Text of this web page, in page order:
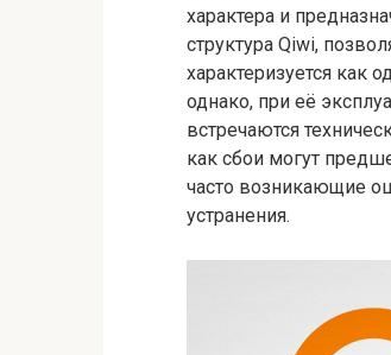
характера и
структура Qiwi,
характеризуется как
однако, при её
встречаются
как сбои могут
часто возникающие
устранения.